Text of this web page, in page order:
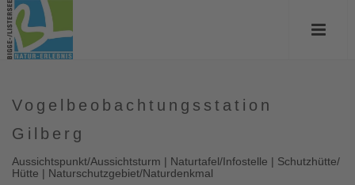
Vogelbeobachtungsstation
Gilberg
Aussichtspunkt/Aussichtsturm | Naturtafel/Infostelle | Schutzhütte/
Hütte | Naturschutzgebiet/Naturdenkmal